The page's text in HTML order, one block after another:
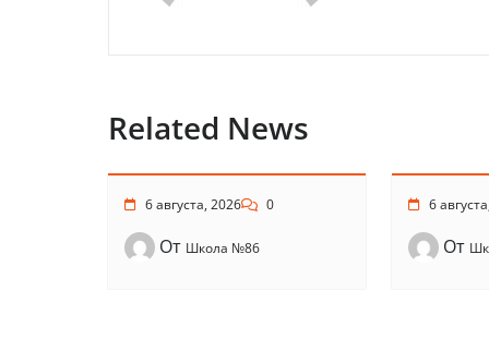
Related News
6 августа, 2026 0
От Школа №86
6
От